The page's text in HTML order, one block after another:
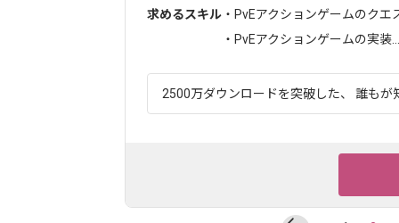
求めるスキル ・PvEアクションゲームのクエ
・PvEアクションゲームの実装...
2500万ダウンロードを突破した、 誰もが